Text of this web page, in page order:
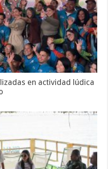
en actividad lúdica